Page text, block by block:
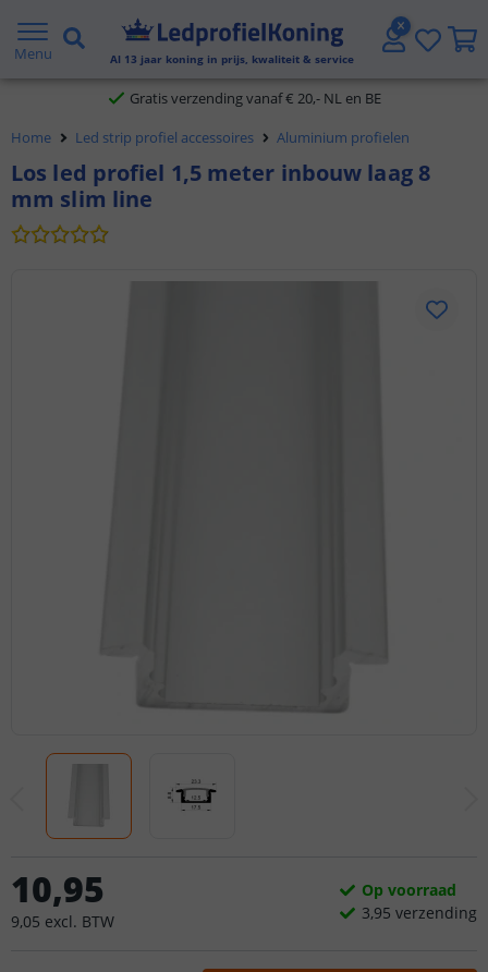
Menu Al 13 jaar koning in prijs, kwaliteit & service
5 jaar garantie
Gratis verzending vanaf € 20,- NL en BE
Klantbeoordeling 9.1
Voor 23:45 uur besteld,
Home Led strip profiel accessoires Aluminium profielen
Los led profiel 1,5 meter inbouw laag 8
mm slim line
10,95
9,05 excl. BTW
Op voorraad
3,95 verzending